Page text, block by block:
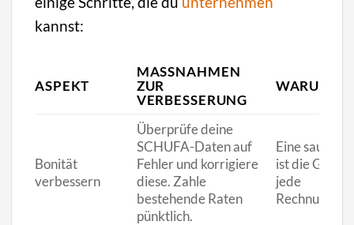
kannst:
ASPEKT
MASSNAHMEN
ZUR
VERBESSERUNG
WARUM
Bonität
verbessern
Überprüfe deine
SCHUFA-Daten auf
Fehler und korrigiere
diese. Zahle
bestehende Raten
pünktlich.
Eine
ist die
jede